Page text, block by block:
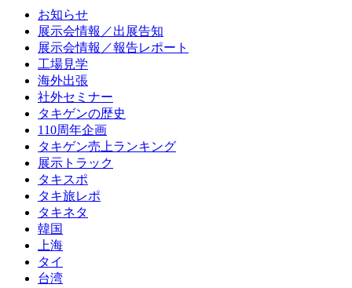
お知らせ
展示会情報／出展告知
展示会情報／報告レポート
工場見学
海外出張
社外セミナー
タキゲンの歴史
110周年企画
タキゲン売上ランキング
展示トラック
タキスポ
タキ旅レポ
タキネタ
韓国
上海
タイ
台湾